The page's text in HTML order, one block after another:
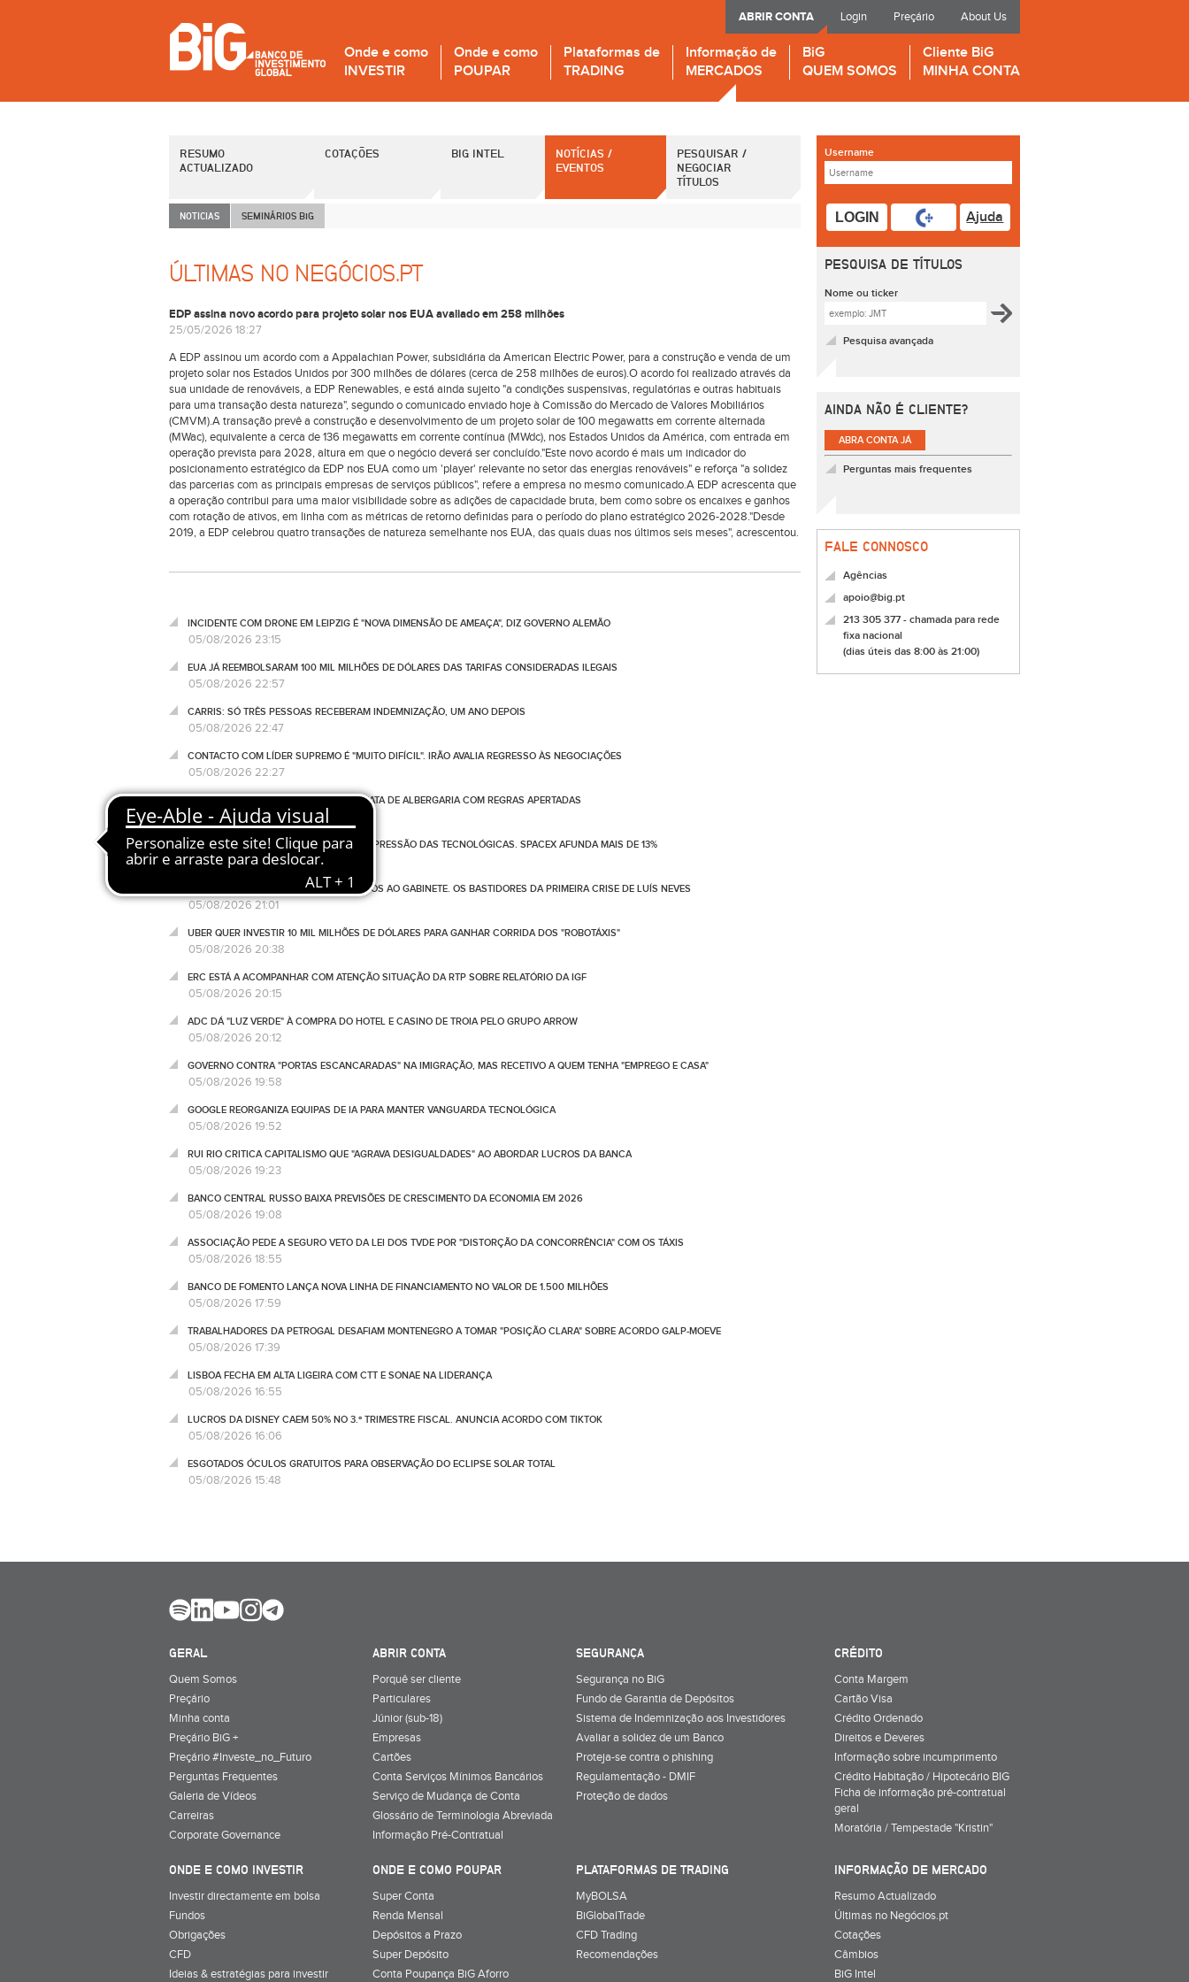
Login Preçário About Us
ABRIR CONTA
Onde e como
INVESTIR
Onde e como
POUPAR
Plataformas de
TRADING
Informação de
MERCADOS
BiG
QUEM SOMOS
Cliente BiG
MINHA CONTA
RESUMO
ACTUALIZADO
COTAÇÕES BIG INTEL
NOTÍCIAS /
EVENTOS
PESQUISAR /
NEGOCIAR
TÍTULOS
NOTICIAS SEMINÁRIOS BiG
ÚLTIMAS NO NEGÓCIOS.PT
EDP assina novo acordo para projeto solar nos EUA avaliado em 258 milhões
25/05/2026 18:27
A EDP assinou um acordo com a Appalachian Power, subsidiária da American Electric Power, para a construção e venda de um
projeto solar nos Estados Unidos por 300 milhões de dólares (cerca de 258 milhões de euros).O acordo foi realizado através da
sua unidade de renováveis, a EDP Renewables, e está ainda sujeito "a condições suspensivas, regulatórias e outras habituais
para uma transação desta natureza", segundo o comunicado enviado hoje à Comissão do Mercado de Valores Mobiliários
(CMVM).A transação prevê a construção e desenvolvimento de um projeto solar de 100 megawatts em corrente alternada
(MWac), equivalente a cerca de 136 megawatts em corrente contínua (MWdc), nos Estados Unidos da América, com entrada em
operação prevista para 2028, altura em que o negócio deverá ser concluído."Este novo acordo é mais um indicador do
posicionamento estratégico da EDP nos EUA como um 'player' relevante no setor das energias renováveis" e reforça "a solidez
das parcerias com as principais empresas de serviços públicos", refere a empresa no mesmo comunicado.A EDP acrescenta que
a operação contribui para uma maior visibilidade sobre as adições de capacidade bruta, bem como sobre os encaixes e ganhos
com rotação de ativos, em linha com as métricas de retorno definidas para o período do plano estratégico 2026-2028."Desde
2019, a EDP celebrou quatro transações de natureza semelhante nos EUA, das quais duas nos últimos seis meses", acrescentou.
INCIDENTE COM DRONE EM LEIPZIG É "NOVA DIMENSÃO DE AMEAÇA", DIZ GOVERNO ALEMÃO
05/08/2026 23:15
EUA JÁ REEMBOLSARAM 100 MIL MILHÕES DE DÓLARES DAS TARIFAS CONSIDERADAS ILEGAIS
05/08/2026 22:57
CARRIS: SÓ TRÊS PESSOAS RECEBERAM INDEMNIZAÇÃO, UM ANO DEPOIS
05/08/2026 22:47
CONTACTO COM LÍDER SUPREMO É "MUITO DIFÍCIL". IRÃO AVALIA REGRESSO ÀS NEGOCIAÇÕES
05/08/2026 22:27
ICNF TRAVA A VOLTA A PORTUGAL NA MATA DE ALBERGARIA COM REGRAS APERTADAS
05/08/2026 21:53
"RALLY" DE WALL STREET TROPEÇA SOB PRESSÃO DAS TECNOLÓGICAS. SPACEX AFUNDA MAIS DE 13%
05/08/2026 21:18
TELEFONEMAS E JORNALISTAS CHAMADOS AO GABINETE. OS BASTIDORES DA PRIMEIRA CRISE DE LUÍS NEVES
05/08/2026 21:01
UBER QUER INVESTIR 10 MIL MILHÕES DE DÓLARES PARA GANHAR CORRIDA DOS "ROBOTÁXIS"
05/08/2026 20:38
ERC ESTÁ A ACOMPANHAR COM ATENÇÃO SITUAÇÃO DA RTP SOBRE RELATÓRIO DA IGF
05/08/2026 20:15
ADC DÁ "LUZ VERDE" À COMPRA DO HOTEL E CASINO DE TROIA PELO GRUPO ARROW
05/08/2026 20:12
GOVERNO CONTRA "PORTAS ESCANCARADAS" NA IMIGRAÇÃO, MAS RECETIVO A QUEM TENHA "EMPREGO E CASA"
05/08/2026 19:58
GOOGLE REORGANIZA EQUIPAS DE IA PARA MANTER VANGUARDA TECNOLÓGICA
05/08/2026 19:52
RUI RIO CRITICA CAPITALISMO QUE "AGRAVA DESIGUALDADES" AO ABORDAR LUCROS DA BANCA
05/08/2026 19:23
BANCO CENTRAL RUSSO BAIXA PREVISÕES DE CRESCIMENTO DA ECONOMIA EM 2026
05/08/2026 19:08
ASSOCIAÇÃO PEDE A SEGURO VETO DA LEI DOS TVDE POR "DISTORÇÃO DA CONCORRÊNCIA" COM OS TÁXIS
05/08/2026 18:55
BANCO DE FOMENTO LANÇA NOVA LINHA DE FINANCIAMENTO NO VALOR DE 1.500 MILHÕES
05/08/2026 17:59
TRABALHADORES DA PETROGAL DESAFIAM MONTENEGRO A TOMAR "POSIÇÃO CLARA" SOBRE ACORDO GALP-MOEVE
05/08/2026 17:39
LISBOA FECHA EM ALTA LIGEIRA COM CTT E SONAE NA LIDERANÇA
05/08/2026 16:55
LUCROS DA DISNEY CAEM 50% NO 3.º TRIMESTRE FISCAL. ANUNCIA ACORDO COM TIKTOK
05/08/2026 16:06
ESGOTADOS ÓCULOS GRATUITOS PARA OBSERVAÇÃO DO ECLIPSE SOLAR TOTAL
05/08/2026 15:48
Username
LOGIN Ajuda
PESQUISA DE TÍTULOS
Nome ou ticker
Pesquisa avançada
AINDA NÃO É CLIENTE?
ABRA CONTA JÁ
Perguntas mais frequentes
FALE CONNOSCO
Agências
apoio@big.pt
213 305 377 - chamada para rede
fixa nacional
(dias úteis das 8:00 às 21:00)
GERAL
Quem Somos
Preçário
Minha conta
Preçário BiG +
Preçário #Investe_no_Futuro
Perguntas Frequentes
Galeria de Vídeos
Carreiras
Corporate Governance
ABRIR CONTA
Porquê ser cliente
Particulares
Júnior (sub-18)
Empresas
Cartões
Conta Serviços Mínimos Bancários
Serviço de Mudança de Conta
Glossário de Terminologia Abreviada
Informação Pré-Contratual
SEGURANÇA
Segurança no BiG
Fundo de Garantia de Depósitos
Sistema de Indemnização aos Investidores
Avaliar a solidez de um Banco
Proteja-se contra o phishing
Regulamentação - DMIF
Proteção de dados
CRÉDITO
Conta Margem
Cartão Visa
Crédito Ordenado
Direitos e Deveres
Informação sobre incumprimento
Crédito Habitação / Hipotecário BIG
Ficha de informação pré-contratual
geral
Moratória / Tempestade "Kristin"
ONDE E COMO INVESTIR
Investir directamente em bolsa
Fundos
Obrigações
CFD
Ideias & estratégias para investir
ONDE E COMO POUPAR
Super Conta
Renda Mensal
Depósitos a Prazo
Super Depósito
Conta Poupança BiG Aforro
PLATAFORMAS DE TRADING
MyBOLSA
BiGlobalTrade
CFD Trading
Recomendações
INFORMAÇÃO DE MERCADO
Resumo Actualizado
Últimas no Negócios.pt
Cotações
Câmbios
BiG Intel